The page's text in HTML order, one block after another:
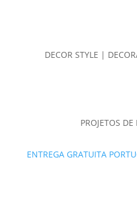
DECOR STYLE |
PROJETOS
ENTREGA GRATUITA